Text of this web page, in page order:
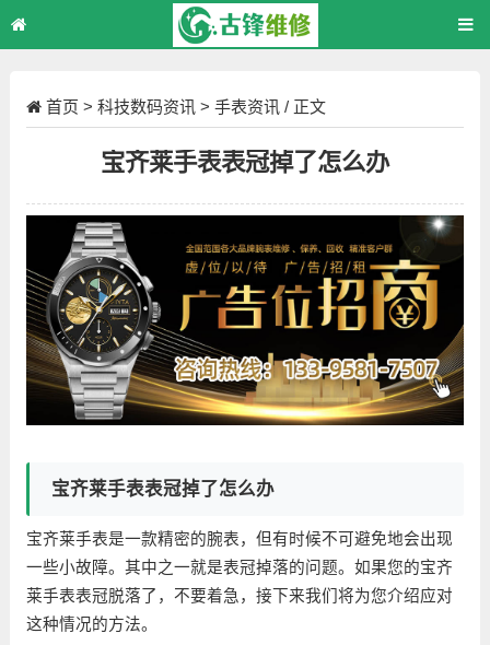
首页 > 科技数码资讯 > 手表资讯 / 正文
宝齐莱手表表冠掉了怎么办
宝齐莱手表表冠掉了怎么办
宝齐莱手表是一款精密的腕表，但有时候不可避免地会出现
一些小故障。其中之一就是表冠掉落的问题。如果您的宝齐
莱手表表冠脱落了，不要着急，接下来我们将为您介绍应对
这种情况的方法。